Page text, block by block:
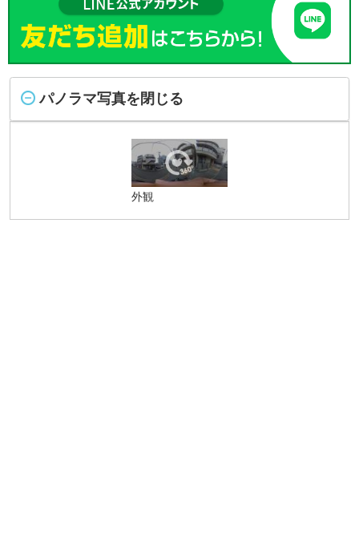
パノラマ写真を閉じる
外観